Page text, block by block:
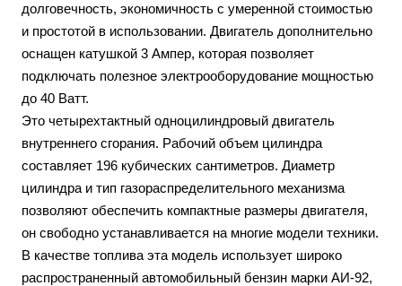
долговечность, экономичность с умеренной стоимостью
и простотой в использовании. Двигатель дополнительно
оснащен катушкой 3 Ампер, которая позволяет
подключать полезное электрооборудование мощностью
до 40 Ватт.
Это четырехтактный одноцилиндровый двигатель
внутреннего сгорания. Рабочий объем цилиндра
составляет 196 кубических сантиметров. Диаметр
цилиндра и тип газораспределительного механизма
позволяют обеспечить компактные размеры двигателя,
он свободно устанавливается на многие модели техники.
В качестве топлива эта модель использует широко
распространенный автомобильный бензин марки АИ-92,